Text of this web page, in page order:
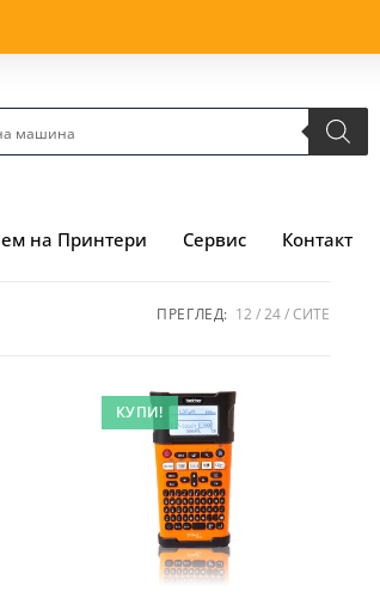
на Принтери Сервис Контакт
ПРЕГЛЕД: 12 24 СИТЕ
КУПИ!